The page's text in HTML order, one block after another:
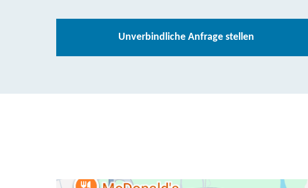
Unverbindliche Anfrage stellen